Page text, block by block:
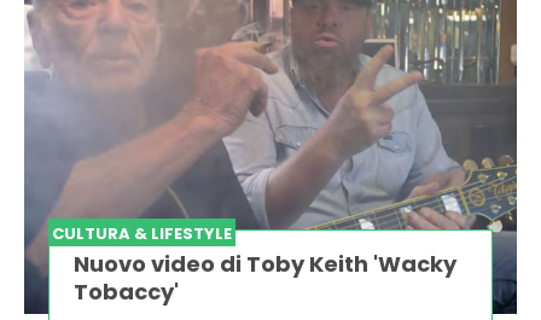
CULTURA & LIFESTYLE
Nuovo video di Toby Keith 'Wacky
Tobaccy'